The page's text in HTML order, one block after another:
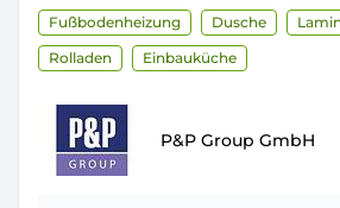
Fußbodenheizung
Dusche
Rolladen
Einbauküche
P&P Group GmbH